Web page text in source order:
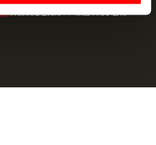
scansionandolo
di caratteristiche specifiche
che l’utente possa
per personalizzare
并授权处理我的个人数据以用于营销